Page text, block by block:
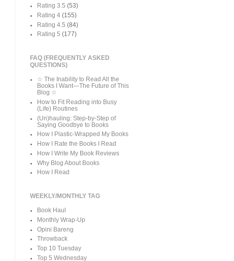
Rating 3.5 (53)
Rating 4 (155)
Rating 4.5 (84)
Rating 5 (177)
FAQ (FREQUENTLY ASKED
QUESTIONS)
☆ The Inability to Read All the
Books I Want—The Future of This
Blog ☆
How to Fit Reading into Busy
(Life) Routines
(Un)hauling: Step-by-Step of
Saying Goodbye to Books
How I Plastic-Wrapped My Books
How I Rate the Books I Read
How I Write My Book Reviews
Why Blog About Books
How I Read
WEEKLY/MONTHLY TAG
Book Haul
Monthly Wrap-Up
Opini Bareng
Throwback
Top 10 Tuesday
Top 5 Wednesday